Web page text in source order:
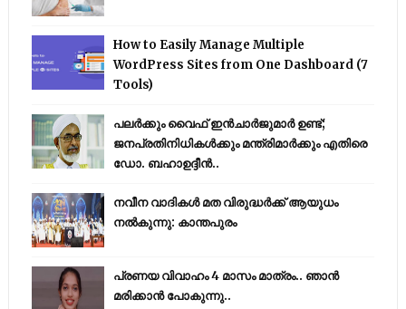
How to Easily Manage Multiple
WordPress Sites from One Dashboard (7
Tools)
പലർക്കും വൈഫ് ഇൻചാർജുമാർ ഉണ്ട്;
ജനപ്രതിനിധികൾക്കും മന്ത്രിമാർക്കും എതിരെ
ഡോ. ബഹാഉദ്ദീൻ..
നവീന വാദികൾ മത വിരുദ്ധർക്ക് ആയുധം
നൽകുന്നു: കാന്തപുരം
പ്രണയ വിവാഹം 4 മാസം മാത്രം.. ഞാൻ
മരിക്കാൻ പോകുന്നു..